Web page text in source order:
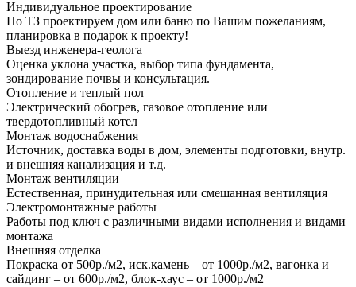
Индивидуальное проектирование
По ТЗ проектируем дом или баню по Вашим пожеланиям,
планировка в подарок к проекту!
Выезд инженера-геолога
Оценка уклона участка, выбор типа фундамента,
зондирование почвы и консультация.
Отопление и теплый пол
Электрический обогрев, газовое отопление или
твердотопливный котел
Монтаж водоснабжения
Источник, доставка воды в дом, элементы подготовки, внутр.
и внешняя канализация и т.д.
Монтаж вентиляции
Естественная, принудительная или смешанная вентиляция
Электромонтажные работы
Работы под ключ с различными видами исполнения и видами
монтажа
Внешняя отделка
Покраска от 500р./м2, иск.камень – от 1000р./м2, вагонка и
сайдинг – от 600р./м2, блок-хаус – от 1000р./м2